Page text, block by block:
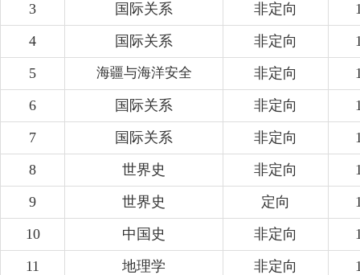
3
国际关系 非定向
4
国际关系 非定向
5
海疆与海洋安全 非定向
6
国际关系 非定向
7
国际关系 非定向
8
世界史 非定向
9
世界史 定向
10
中国史 非定向
11
地理学 非定向